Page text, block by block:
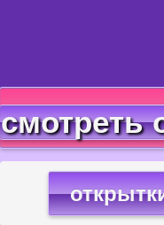
смотреть